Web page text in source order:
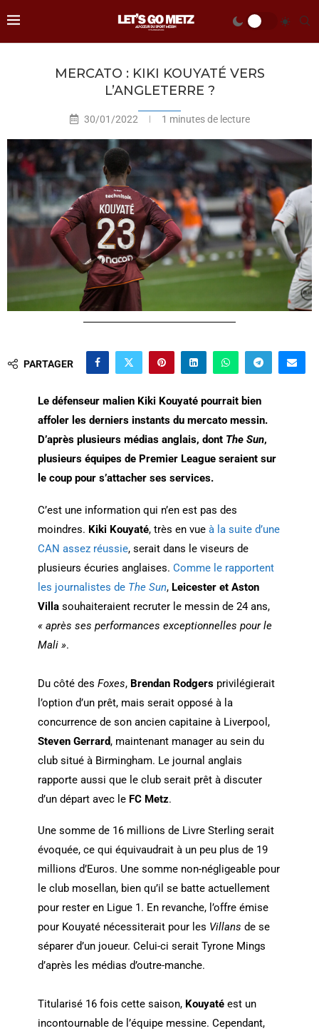
MERCATO : KIKI KOUYATÉ VERS
L’ANGLETERRE ?
30/01/2022 1 minutes de lecture
PARTAGER
Le défenseur malien Kiki Kouyaté pourrait bien
affoler les derniers instants du mercato messin.
D’après plusieurs médias anglais, dont The Sun,
plusieurs équipes de Premier League seraient sur
le coup pour s’attacher ses services.
C’est une information qui n’en est pas des
moindres. Kiki Kouyaté, très en vue à la suite d’une
CAN assez réussie, serait dans le viseurs de
plusieurs écuries anglaises. Comme le rapportent
les journalistes de The Sun, Leicester et Aston
Villasouhaiteraient recruter le messin de 24 ans,
« après ses performances exceptionnelles pour le
Mali ».
Du côté des Foxes, Brendan Rodgersprivilégierait
l’option d’un prêt, mais serait opposé à la
concurrence de son ancien capitaine à Liverpool,
Steven Gerrard, maintenant manager au sein du
club situé à Birmingham. Le journal anglais
rapporte aussi que le club serait prêt à discuter
d’un départ avec le FC Metz.
Une somme de 16 millions de Livre Sterling serait
évoquée, ce qui équivaudrait à un peu plus de 19
millions d’Euros. Une somme non-négligeable pour
le club mosellan, bien qu’il se batte actuellement
pour rester en Ligue 1. En revanche, l’offre émise
pour Kouyaté nécessiterait pour les Villans de se
séparer d’un joueur. Celui-ci serait Tyrone Mings
d’après les médias d’outre-manche.
Titularisé 16 fois cette saison, Kouyatéest un
incontournable de l’équipe messine. Cependant,